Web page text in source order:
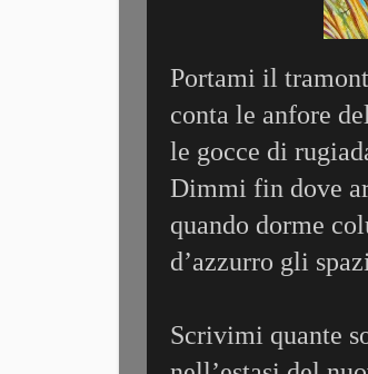
Portami il
conta le anfore
le gocce di
Dimmi fin dove
quando dorme
d’azzurro gli
Scrivimi quante